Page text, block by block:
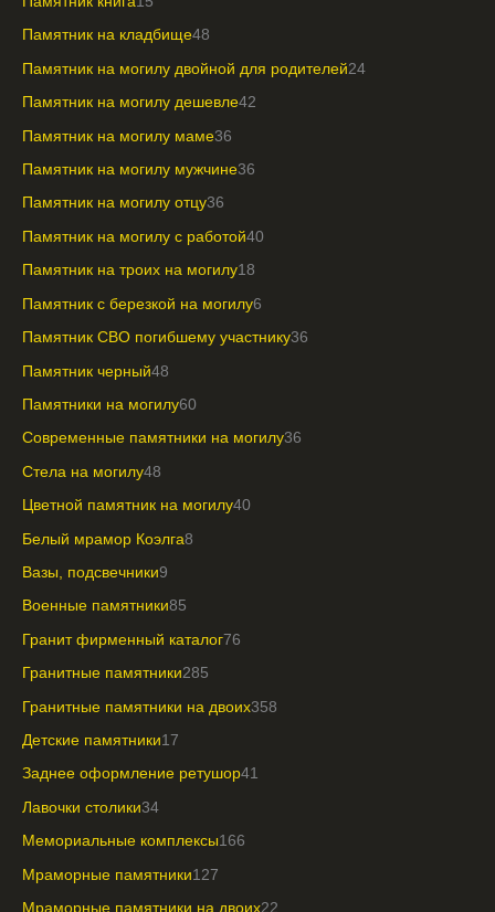
Памятник на кладбище48
Памятник на могилу двойной для родителей24
Памятник на могилу дешевле42
Памятник на могилу маме36
Памятник на могилу мужчине36
Памятник на могилу отцу36
Памятник на могилу с работой40
Памятник на троих на могилу18
Памятник с березкой на могилу6
Памятник СВО погибшему участнику36
Памятник черный48
Памятники на могилу60
Современные памятники на могилу36
Стела на могилу48
Цветной памятник на могилу40
Белый мрамор Коэлга8
Вазы, подсвечники9
Военные памятники85
Гранит фирменный каталог76
Гранитные памятники285
Гранитные памятники на двоих358
Детские памятники17
Заднее оформление ретушор41
Лавочки столики34
Мемориальные комплексы166
Мраморные памятники127
Мраморные памятники на двоих22